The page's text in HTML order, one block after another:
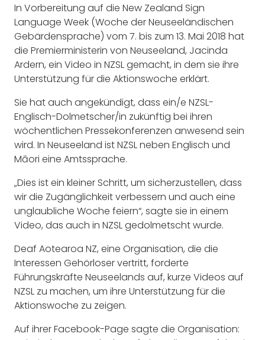
In Vorbereitung auf die New Zealand Sign
Language Week (Woche der Neuseeländischen
Gebärdensprache) vom 7. bis zum 13. Mai 2018 hat
die Premierministerin von Neuseeland, Jacinda
Ardern, ein Video in NZSL gemacht, in dem sie ihre
Unterstützung für die Aktionswoche erklärt.
Sie hat auch angekündigt, dass ein/e NZSL-
Englisch-Dolmetscher/in zukünftig bei ihren
wöchentlichen Pressekonferenzen anwesend sein
wird. In Neuseeland ist NZSL neben Englisch und
Māori eine Amtssprache.
„Dies ist ein kleiner Schritt, um sicherzustellen, dass
wir die Zugänglichkeit verbessern und auch eine
unglaubliche Woche feiern“, sagte sie in einem
Video, das auch in NZSL gedolmetscht wurde.
Deaf Aotearoa NZ, eine Organisation, die die
Interessen Gehörloser vertritt, forderte
Führungskräfte Neuseelands auf, kurze Videos auf
NZSL zu machen, um ihre Unterstützung für die
Aktionswoche zu zeigen.
Auf ihrer Facebook-Page sagte die Organisation: